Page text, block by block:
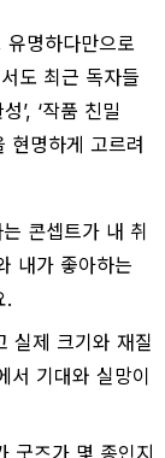
명하다만으로
도 최근 독자들
’, ‘작품 친밀
현명하게 고르려
콘셉트가 내 취
내가 좋아하는
.
실제 크기와 재질
서 기대와 실망이
굿즈가 몇 종인지